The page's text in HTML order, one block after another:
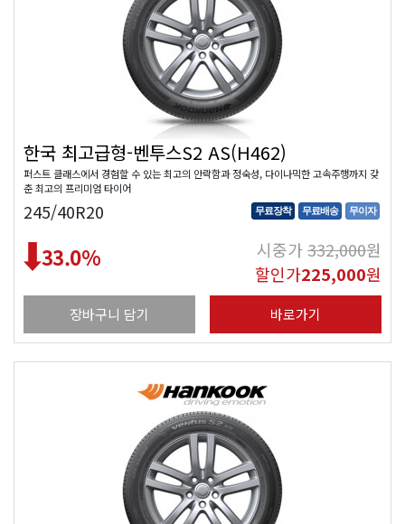
한국 최고급형-벤투스S2 AS(H462)
퍼스트 클래스에서 경험할 수 있는 최고의 안락함과 정숙성, 다이나믹한 고속주행까지 갖
춘 최고의 프리미엄 타이어
245/40R20 무료장착 무료배송 무이자
33.0% 시중가332,000원
할인가225,000원
장바구니 담기 바로가기